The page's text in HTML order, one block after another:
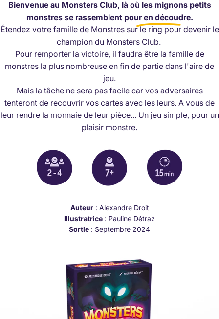
Bienvenue au Monsters Club, là où les mignons petits
monstres se rassemblent pour en découdre.
Étendez votre famille de Monstres sur le ring pour devenir le
champion du Monsters Club.
Pour remporter la victoire, il faudra être la famille de
monstres la plus nombreuse en fin de partie dans l'aire de
jeu.
Mais la tâche ne sera pas facile car vos adversaires
tenteront de recouvrir vos cartes avec les leurs. A vous de
leur rendre la monnaie de leur pièce... Un jeu simple, pour un
plaisir monstre.
Auteur: Alexandre Droit
Illustratrice : Pauline Détraz
Sortie : Septembre 2024